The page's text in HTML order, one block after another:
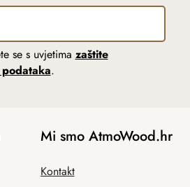
se s uvjetima zaštite
.
Mi smo AtmoWood.hr
Kontakt